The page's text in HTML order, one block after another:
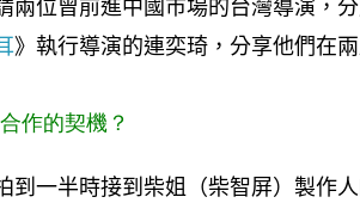
兩位曾前進中國市場的台灣導演，
》執行導演的連奕琦，分享他們在
作的契機？
到一半時接到柴姐（柴智屏）製作